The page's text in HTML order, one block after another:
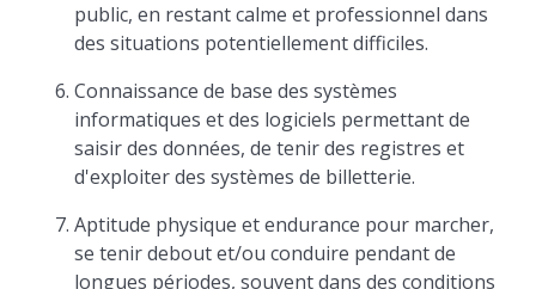
public, en restant calme et professionnel dans
des situations potentiellement difficiles.
Connaissance de base des systèmes
informatiques et des logiciels permettant de
saisir des données, de tenir des registres et
d'exploiter des systèmes de billetterie.
Aptitude physique et endurance pour marcher,
se tenir debout et/ou conduire pendant de
longues périodes, souvent dans des conditions